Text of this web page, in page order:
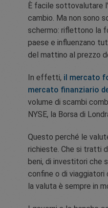
È facile sottovalutare
cambio. Ma non sono
schermo: riflettono la
paese e influenzano
del mattino al prezzo
In effetti, il mercato
mercato finanziario
volume di scambi
NYSE, la Borsa di
Questo perché le
richieste. Che si tratti
beni, di investitori che
confine o di viaggiatori
la valuta è sempre in